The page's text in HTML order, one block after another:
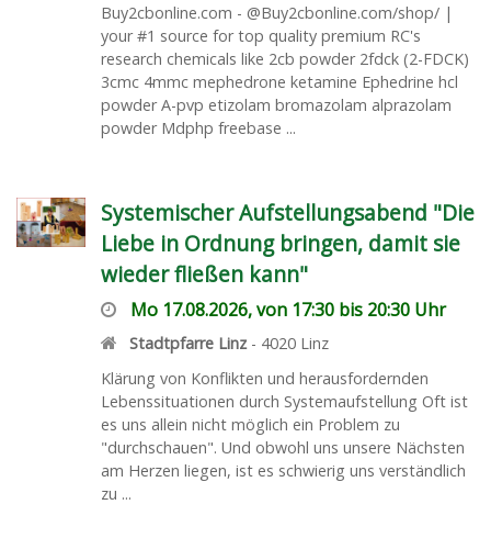
Buy2cbonline.com - @Buy2cbonline.com/shop/ |
your #1 source for top quality premium RC's
research chemicals like 2cb powder 2fdck (2-FDCK)
3cmc 4mmc mephedrone ketamine Ephedrine hcl
powder A-pvp etizolam bromazolam alprazolam
powder Mdphp freebase ...
Systemischer Aufstellungsabend "Die
Liebe in Ordnung bringen, damit sie
wieder fließen kann"
Mo 17.08.2026, von 17:30 bis 20:30 Uhr
Stadtpfarre Linz- 4020 Linz
Klärung von Konflikten und herausfordernden
Lebenssituationen durch Systemaufstellung Oft ist
es uns allein nicht möglich ein Problem zu
"durchschauen". Und obwohl uns unsere Nächsten
am Herzen liegen, ist es schwierig uns verständlich
zu ...